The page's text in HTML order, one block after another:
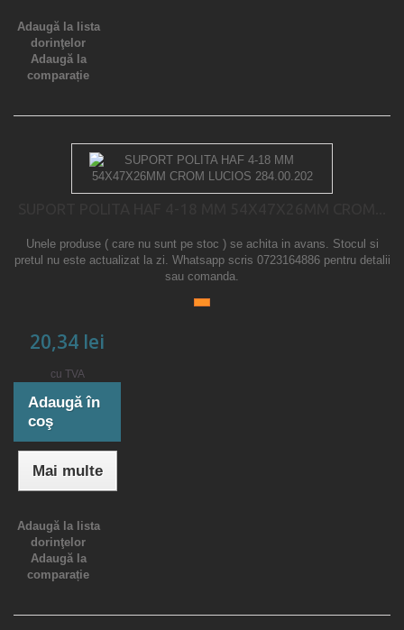
Adaugă la lista
dorinţelor
Adaugă la
comparație
Unele produse ( care nu sunt pe stoc ) se achita in avans. Stocul si
pretul nu este actualizat la zi. Whatsapp scris 0723164886 pentru detalii
sau comanda.
20,34 lei
cu TVA
Adaugă în
coş
Mai multe
Adaugă la lista
dorinţelor
Adaugă la
comparație